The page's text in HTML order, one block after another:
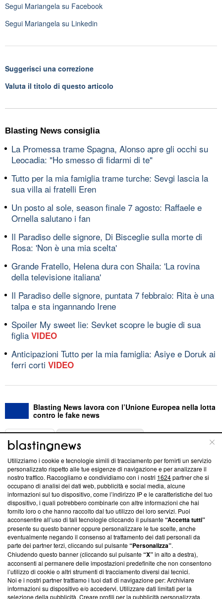
Segui Mariangela su Facebook
Segui Mariangela su Linkedin
Suggerisci una correzione
Valuta il titolo di questo articolo
Blasting News consiglia
La Promessa trame Spagna, Alonso apre gli occhi su
Leocadia: "Ho smesso di fidarmi di te"
Tutto per la mia famiglia trame turche: Sevgi lascia la
sua villa ai fratelli Eren
Un posto al sole, season finale 7 agosto: Raffaele e
Ornella salutano i fan
Il Paradiso delle signore, Di Bisceglie sulla morte di
Rosa: 'Non è una mia scelta'
Grande Fratello, Helena dura con Shaila: 'La rovina
della televisione italiana'
Il Paradiso delle signore, puntata 7 febbraio: Rita è una
talpa e sta ingannando Irene
Spoiler My sweet lie: Sevket scopre le bugie di sua
figlia VIDEO
Anticipazioni Tutto per la mia famiglia: Asiye e Doruk ai
ferri corti VIDEO
Blasting News lavora con l’Unione Europea nella lotta
contro le fake news
ABOUT
Questa sezione offre informazioni trasparenti su Blasting
News, sui nostri processi editoriali e su come ci impegniamo a
creare news di qualità. Inoltre, afferma la nostra aderenza a
‘Trust Project - News with Integrity’Blasting News non è
ancora membro del programma, ma ha richiesto di farne
parte; Trust Project non ha ancora effettuato una verifica di
conformità agli standard.
Su di noi
Team editoriale
Corporate
Utilizziamo i cookie e tecnologie simili di tracciamento per fornirti un servizio
personalizzato rispetto alle tue esigenze di navigazione e per analizzare il
nostro traffico. Raccogliamo e condividiamo con i nostri 1624partner che si
occupano di analisi dei dati web, pubblicità e social media, alcune
informazioni sul tuo dispositivo, come l’indirizzo IP e le caratteristiche del tuo
dispositivo, i quali potrebbero combinarle con altre informazioni che hai
fornito loro o che hanno raccolto dal tuo utilizzo dei loro servizi. Puoi
acconsentire all’uso di tali tecnologie cliccando il pulsante“Accetta tutti”
presente su questo banner oppure personalizzare le tue scelte, anche
eventualmente negando il consenso al trattamento dei dati personali da
parte dei partner terzi, cliccando sul pulsante“Personalizza”.
Chiudendo questo banner (cliccando sul pulsante“X”in alto a destra),
acconsenti al permanere delle impostazioni predefinite che non consentono
l’utilizzo di cookie o altri strumenti di tracciamento diversi dai tecnici.
Noi e i nostri partner trattiamo i tuoi dati di navigazione per: Archiviare
informazioni su dispositivo e/o accedervi. Utilizzare dati limitati per la
selezione della pubblicità. Creare profili per la pubblicità personalizzata.